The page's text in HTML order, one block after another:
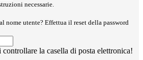
necessarie.
nome utente? Effettua il reset della password
la casella di posta elettronica!